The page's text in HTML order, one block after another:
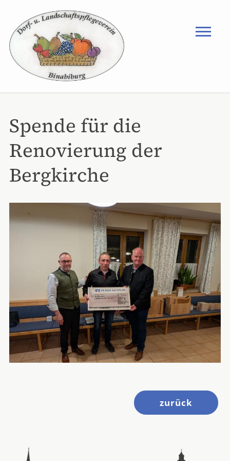
Spende für die
Renovierung der
Bergkirche
zurück